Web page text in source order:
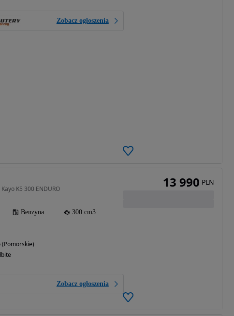
Zobacz ogłoszenia
K5 300 ENDURO
Benzyna
300 cm3
Zobacz ogłoszenia
13 990 PLN